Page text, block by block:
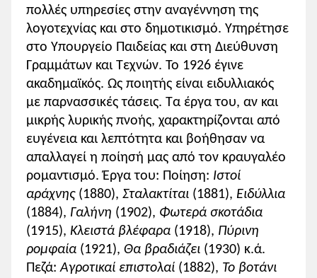
πολλές υπηρεσίες στην αναγέννηση της
λογοτεχνίας και στο δημοτικισμό. Υπηρέτησε
στο Υπουργείο Παιδείας και στη Διεύθυνση
Γραμμάτων και Τεχνών. Το 1926 έγινε
ακαδημαϊκός. Ως ποιητής είναι ειδυλλιακός
με παρνασσικές τάσεις. Τα έργα του, αν και
μικρής λυρικής πνοής, χαρακτηρίζονται από
ευγένεια και λεπτότητα και βοήθησαν να
απαλλαγεί η ποίησή μας από τον κραυγαλέο
ρομαντισμό. Έργα του: Ποίηση: Ιστοί
αράχνης(1880), Σταλακτίται (1881), Ειδύλλια
(1884), Γαλήνη (1902), Φωτερά σκοτάδια
(1915), Κλειστά βλέφαρα (1918), Πύρινη
ρομφαία (1921), Θα βραδιάζει (1930) κ.ά.
Πεζά:Αγροτικαί επιστολαί (1882), Το βοτάνι